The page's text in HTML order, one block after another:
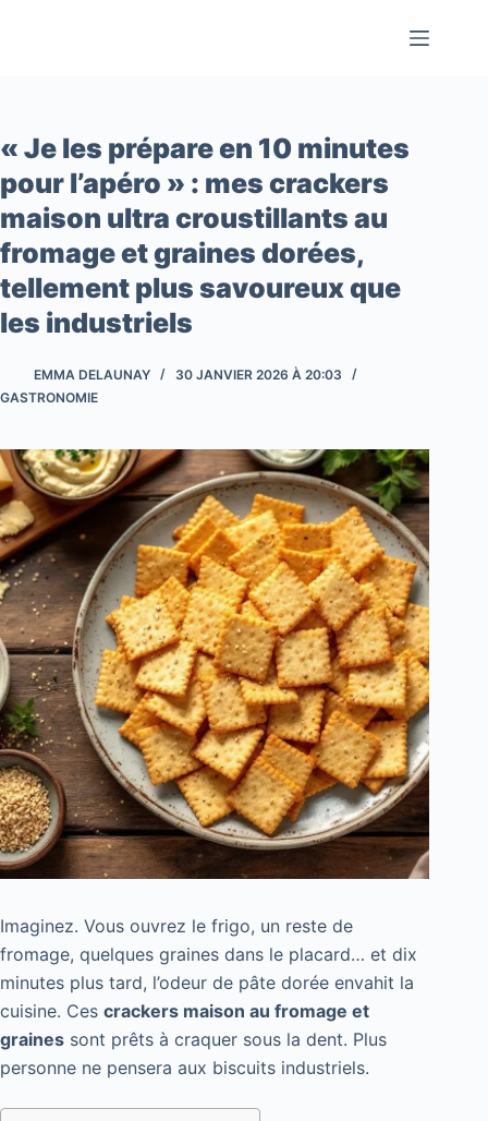
« Je les prépare en 10 minutes
pour l’apéro » : mes crackers
maison ultra croustillants au
fromage et graines dorées,
tellement plus savoureux que
les industriels
EMMA DELAUNAY
30 JANVIER 2026 À 20:03
GASTRONOMIE
Imaginez. Vous ouvrez le frigo, un reste de
fromage, quelques graines dans le placard… et dix
minutes plus tard, l’odeur de pâte dorée envahit la
cuisine. Ces crackers maison au fromage et
graines sont prêts à craquer sous la dent. Plus
personne ne pensera aux biscuits industriels.